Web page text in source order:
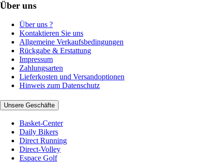
Über uns
Über uns ?
Kontaktieren Sie uns
Allgemeine Verkaufsbedingungen
Rückgabe & Erstattung
Impressum
Zahlungsarten
Lieferkosten und Versandoptionen
Hinweis zum Datenschutz
Unsere Geschäfte
Basket-Center
Daily Bikers
Direct Running
Direct-Volley
Espace Golf